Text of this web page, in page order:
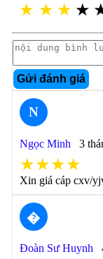
★ ★ ★ ★
Gửi đánh giá
N
Ngọc Minh 3
★★★★
Xin giá cáp cxv/
�
Đoàn Sư Huynh